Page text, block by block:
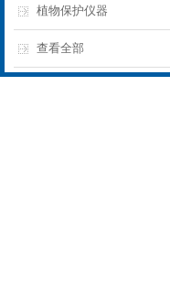
植物保护仪器
查看全部